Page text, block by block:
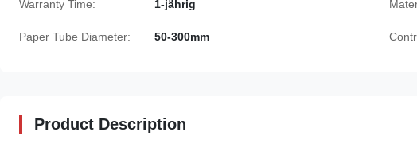
Warranty Time: 1-jährig
Paper Tube Diameter: 50-300mm
Product Description